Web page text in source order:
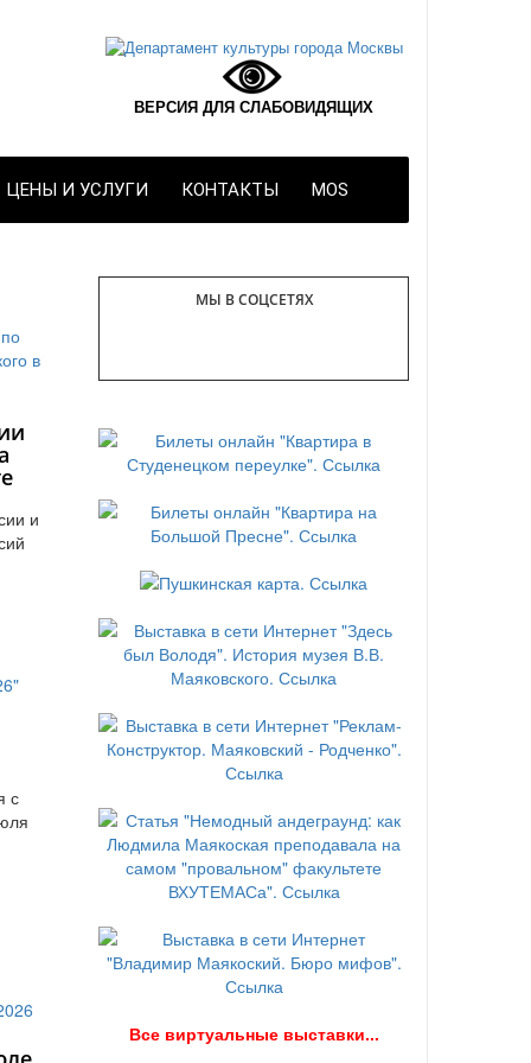
ВЕРСИЯ ДЛЯ СЛАБОВИДЯЩИХ
ЦЕНЫ И УСЛУГИ КОНТАКТЫ MOS
и
с
МЫ В СОЦСЕТЯХ
Все виртуальные выставки...